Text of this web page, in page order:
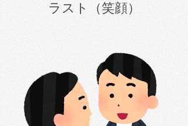
ラスト（笑顔）